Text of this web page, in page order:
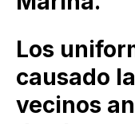
Los
causado
vecinos